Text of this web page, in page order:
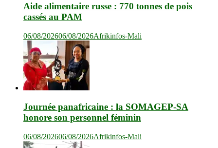
Aide alimentaire russe : 770 tonnes de pois
cassés au PAM
06/08/202606/08/2026Afrikinfos-Mali
Journée panafricaine : la SOMAGEP-SA
honore son personnel féminin
06/08/202606/08/2026Afrikinfos-Mali